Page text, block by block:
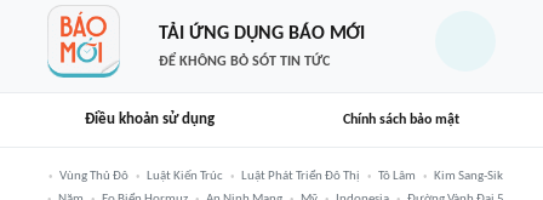
TẢI ỨNG DỤNG BÁO MỚI
ĐỂ KHÔNG BỎ SÓT TIN TỨC
Điều khoản sử dụng Chính sách bảo mật
Vùng Thủ Đô Luật Kiến Trúc Luật Phát Triển Đô Thị Tô Lâm
Kim Sang-Sik